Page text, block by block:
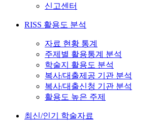
신고센터
RISS 활용도 분석
자료 현황 통계
주제별 활용통계 분석
학술지 활용도 분석
복사/대출제공 기관 분석
복사/대출신청 기관 분석
활용도 높은 주제
최신/인기 학술자료